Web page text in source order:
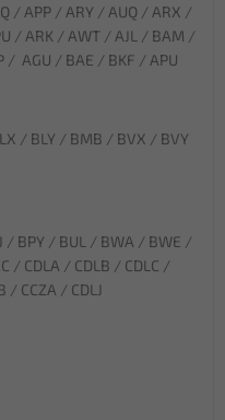
/ APP / ARY / AUQ / ARX /
/ ARK / AWT / AJL / BAM /
/ AGU / BAE / BKF / APU
/ BLY / BMB / BVX / BVY
/ BPY / BUL / BWA / BWE /
/ CDLA / CDLB / CDLC /
/ CCZA / CDLJ